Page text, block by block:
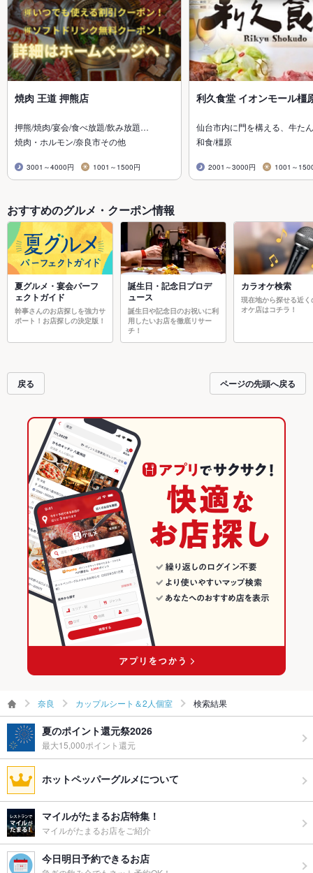
焼肉 王道 押熊店
押熊/焼肉/宴会/食べ放題/飲み放題…
焼肉・ホルモン/奈良市その他
3001～4000円 1001～1500円
利久食堂 イオンモール橿
仙台市内に門を構える、牛た
和食/橿原
2001～3000円 1001～
おすすめのグルメ・クーポン情報
夏グルメ・宴会パーフ
ェクトガイド
幹事さんのお店探しを強力サ
ポート！お店探しの決定版！
誕生日・記念日プロデ
ュース
誕生日や記念日のお祝いに利
用したいお店を徹底リサー
チ！
カラオケ検索
現在地から探せる近く
オケ店はコチラ！
戻る ページの先頭へ戻る
奈良 カップルシート＆2人個室 検索結果
夏のポイント還元祭2026
最大15,000ポイント還元
ホットペッパーグルメについて
マイルがたまるお店特集！
マイルがたまるお店をご紹介
今日明日予約できるお店